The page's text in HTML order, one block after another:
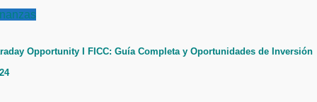
Opportunity I FICC: Guía Completa y Oportunidades de Inversión